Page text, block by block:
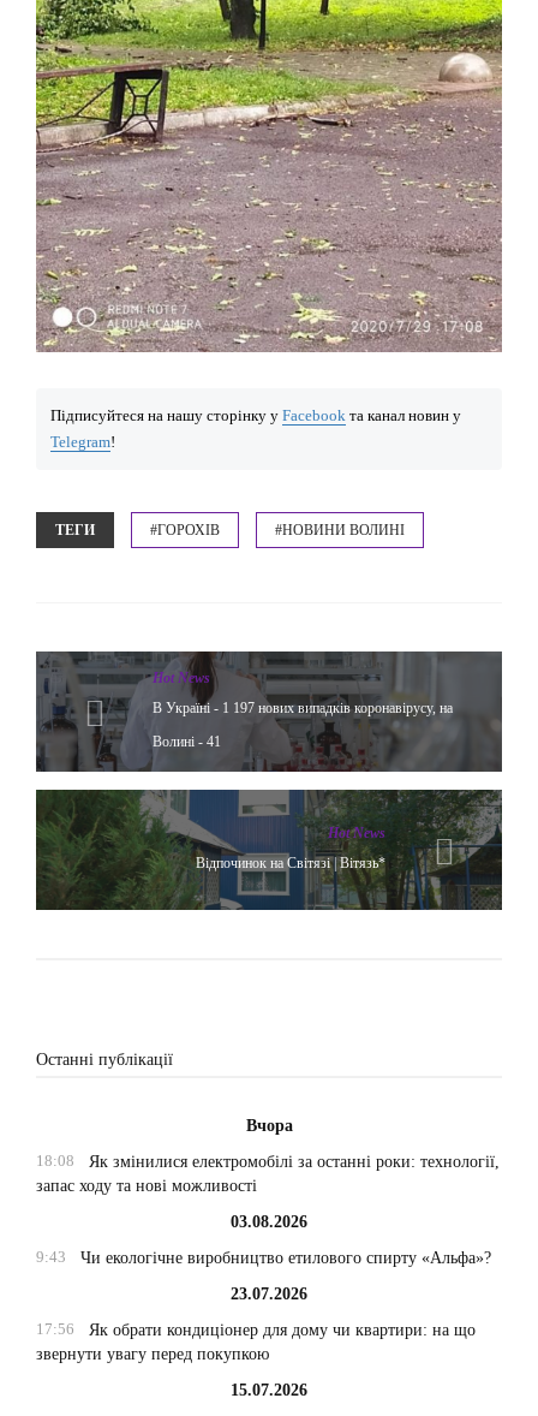
Підписуйтеся на нашу сторінку у Facebook та канал новин у
Telegram!
ТЕГИ #ГОРОХІВ #НОВИНИ ВОЛИНІ
Hot News
В Україні - 1 197 нових випадків коронавірусу, на
Волині - 41
Hot News
Відпочинок на Світязі | Вітязь*
Останні публікації
Вчора
18:08
Як змінилися електромобілі за останні роки: технології,
запас ходу та нові можливості
03.08.2026
9:43
Чи екологічне виробництво етилового спирту «Альфа»?
23.07.2026
17:56
Як обрати кондиціонер для дому чи квартири: на що
звернути увагу перед покупкою
15.07.2026